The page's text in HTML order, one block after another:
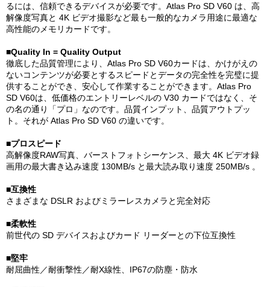
るには、信頼できるデバイスが必要です。Atlas Pro SD V60 は、高
解像度写真と 4K ビデオ撮影など最も一般的なカメラ用途に最適な
高性能のメモリカードです。
■Quality In = Quality Output
徹底した品質管理により、Atlas Pro SD V60カードは、かけがえの
ないコンテンツが必要とするスピードとデータの完全性を完璧に提
供することができ、安心して作業することができます。Atlas Pro
SD V60は、低価格のエントリーレベルの V30 カードではなく、そ
の名の通り「プロ」なのです。品質インプット、品質アウトプッ
ト。それが Atlas Pro SD V60 の違いです。
■プロスピード
高解像度RAW写真、バーストフォトシーケンス、最大 4K ビデオ録
画用の最大書き込み速度 130MB/s と最大読み取り速度 250MB/s 。
■互換性
さまざまな DSLR およびミラーレスカメラと完全対応
■柔軟性
前世代の SD デバイスおよびカード リーダーとの下位互換性
■堅牢
耐屈曲性／耐衝撃性／耐X線性、IP67の防塵・防水